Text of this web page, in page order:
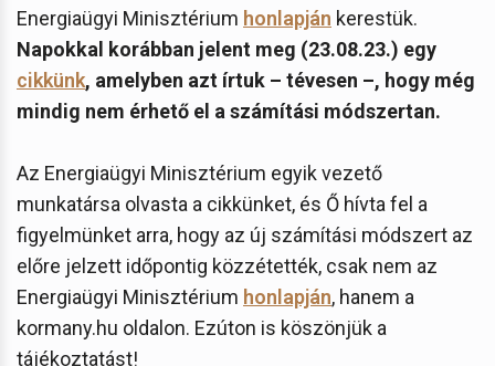
Energiaügyi Minisztérium honlapján kerestük.
Napokkal korábban jelent meg (23.08.23.) egy
cikkünk, amelyben azt írtuk – tévesen –, hogy még
mindig nem érhető el a számítási módszertan.
Az Energiaügyi Minisztérium egyik vezető
munkatársa olvasta a cikkünket, és Ő hívta fel a
figyelmünket arra, hogy az új számítási módszert az
előre jelzett időpontig közzétették, csak nem az
Energiaügyi Minisztérium honlapján, hanem a
kormany.hu oldalon. Ezúton is köszönjük a
tájékoztatást!